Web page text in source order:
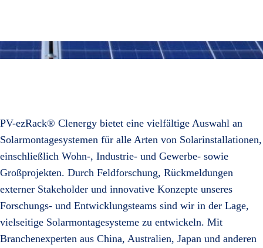
PV-ezRack® Clenergy bietet eine vielfältige Auswahl an
Solarmontagesystemen für alle Arten von Solarinstallationen,
einschließlich Wohn-, Industrie- und Gewerbe- sowie
Großprojekten. Durch Feldforschung, Rückmeldungen
externer Stakeholder und innovative Konzepte unseres
Forschungs- und Entwicklungsteams sind wir in der Lage,
vielseitige Solarmontagesysteme zu entwickeln. Mit
Branchenexperten aus China, Australien, Japan und anderen